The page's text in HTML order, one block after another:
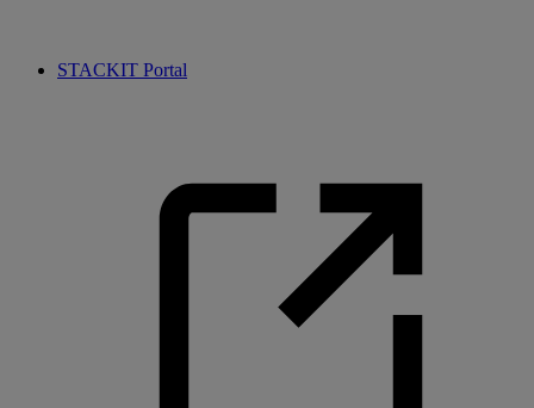
STACKIT Portal